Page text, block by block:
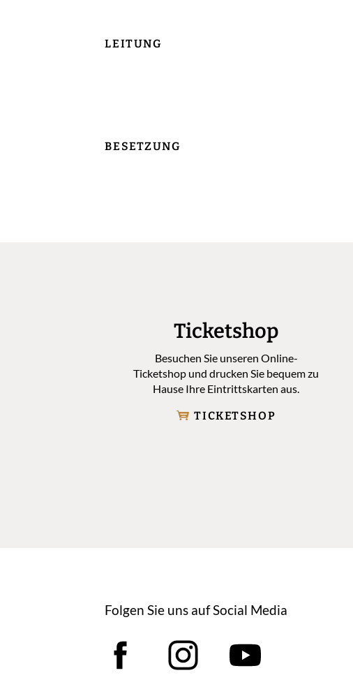
LEITUNG
BESETZUNG
Ticketshop
Besuchen Sie unseren Online-
Ticketshop und drucken Sie bequem zu
Hause Ihre Eintrittskarten aus.
TICKETSHOP
Folgen Sie uns auf Social Media